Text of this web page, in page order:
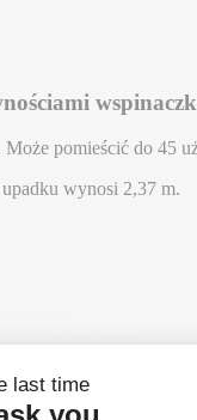
Może pomieścić do 45
wynosi 2,37 m.